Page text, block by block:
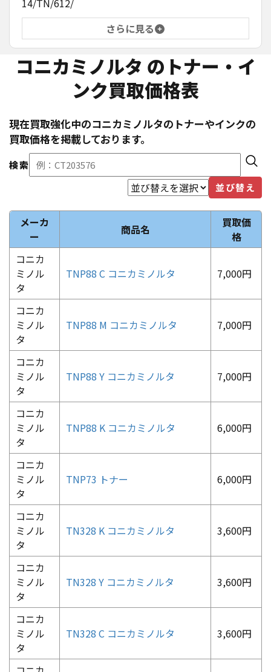
14/TN/612/
さらに見る
コニカミノルタ のトナー・イ
ンク買取価格表
現在買取強化中のコニカミノルタのトナーやインクの
買取価格を掲載しております。
検索
並び替え
メーカ
ー
商品名
買取価
格
コニカ
ミノル
タ
TNP88 C コニカミノルタ 7,000円
コニカ
ミノル
タ
TNP88 M コニカミノルタ 7,000円
コニカ
ミノル
タ
TNP88 Y コニカミノルタ 7,000円
コニカ
ミノル
タ
TNP88 K コニカミノルタ 6,000円
コニカ
ミノル
タ
TNP73 トナー 6,000円
コニカ
ミノル
タ
TN328 K コニカミノルタ 3,600円
コニカ
ミノル
タ
TN328 Y コニカミノルタ 3,600円
コニカ
ミノル
タ
TN328 C コニカミノルタ 3,600円